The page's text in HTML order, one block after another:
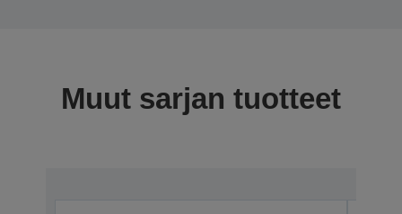
Muut sarjan tuotteet